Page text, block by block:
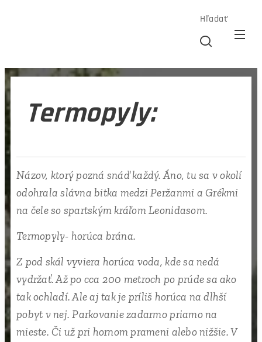
Hľadať
Termopyly:
Názov, ktorý pozná snáď každý. Áno, tu sa v okolí
odohrala slávna bitka medzi Peržanmi a Grékmi
na čele so spartským kráľom Leonidasom.
Termopyly- horúca brána.
Z pod skál vyviera horúca voda, kde sa nedá
vydržať. Až po cca 200 metroch po prúde sa ako
tak ochladí. Ale aj tak je príliš horúca na dlhší
pobyt v nej. Parkovanie zadarmo priamo na
mieste. Či už pri hornom prameni alebo nižšie. V